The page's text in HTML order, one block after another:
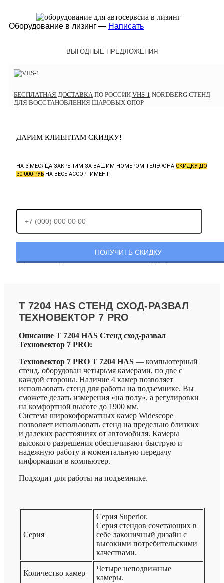
Оборудование в лизинг — Написать
ВЫГОДНЫЕ ПРЕДЛОЖЕНИЯ
БЕСПЛАТНАЯ ДОСТАВКА ПО РОССИИ VHS-1 NORDBERG СТЕНД
ДЛЯ ВОССТАНОВЛЕНИЯ ШАРОВЫХ ОПОР
ДАРИМ КЛИЕНТАМ СКИДКУ!
НА 3 МЕСЯЦА ЗАКРЕПИМ ЗА ВАШИМ НОМЕРОМ ТЕЛЕФОНА СКИДКУ ДО
30 000 РУБ НА ВЕСЬ АССОРТИМЕНТ!
Отправляя заявку, Вы соглашаетесь сполитикой конфиденциальности.
T 7204 HAS СТЕНД СХОД-РАЗВАЛ
ТЕХНОВЕКТОР 7 PRO
Описание T 7204 HAS Стенд сход-развал
Техновектор 7 PRO:
Техновектор 7 PRO T 7204 HAS — компьютерный
стенд, оборудован четырьмя камерами, по две с
каждой стороны. Наличие 4 камер позволяет
использовать стенд для работы на подъемнике. Вы
сможете делать измерения «на полу», а регулировки
на комфортной высоте до 1900 мм.
Система широкоформатных камер Widescope
позволяет использовать стенд на предельно близких
и далеких расстояниях от автомобиля. Камеры
высокого разрешения обеспечивают быструю и
надежную работу и моментальную передачу
информации в компьютер.
Подходит для работы на подъемнике.
Серия
Серия Superior.
Серия стендов сочетающих в
себе лаконичный дизайн с
высокими потребительскими
качествами.
Количество камер
Четыре неподвижные
камеры.